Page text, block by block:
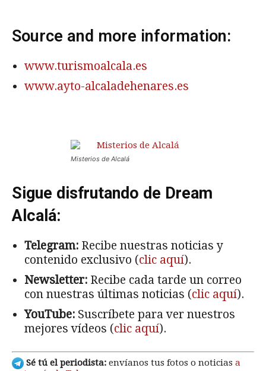
Source and more information:
www.turismoalcala.es
www.ayto-alcaladehenares.es
Misterios de Alcalá
Sigue disfrutando de Dream
Alcalá:
Telegram: Recibe nuestras noticias y
contenido exclusivo (clic aquí).
Newsletter: Recibe cada tarde un correo
con nuestras últimas noticias (clic aquí).
YouTube: Suscríbete para ver nuestros
mejores vídeos (clic aquí).
Sé tú el periodista: envíanos tus fotos o noticias a